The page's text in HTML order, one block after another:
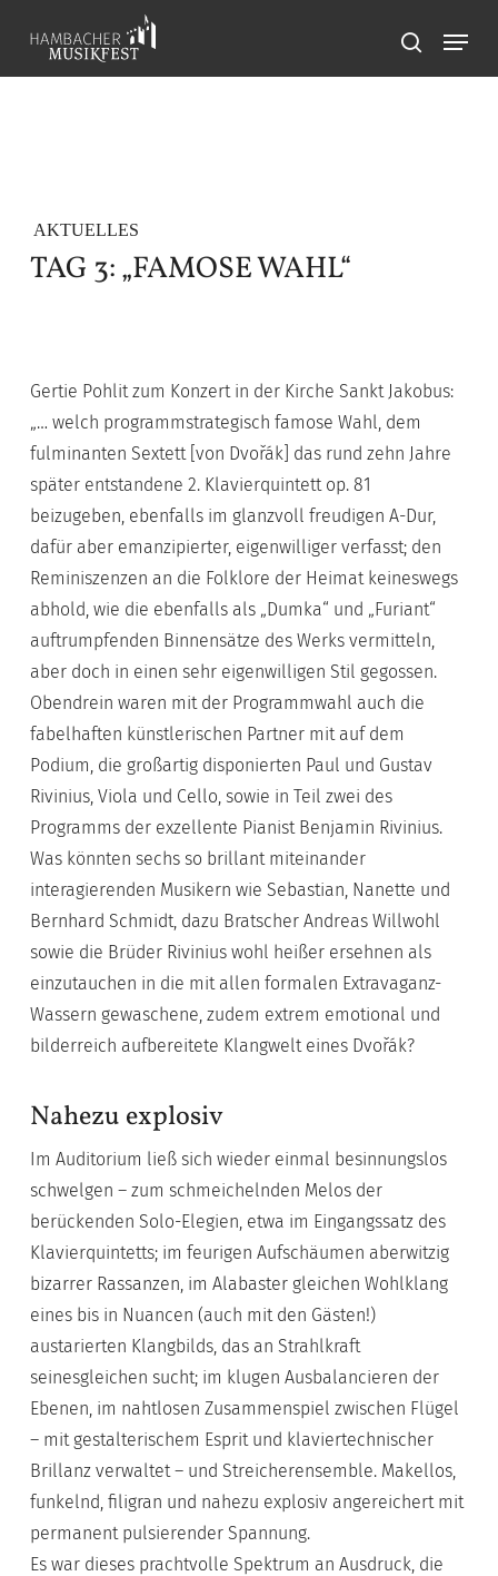
main
search
Menu
AKTUELLES
TAG 3: „FAMOSE WAHL“
Gertie Pohlit zum Konzert in der Kirche Sankt Jakobus:
„… welch programmstrategisch famose Wahl, dem
fulminanten Sextett [von Dvořák] das rund zehn Jahre
später entstandene 2. Klavierquintett op. 81
beizugeben, ebenfalls im glanzvoll freudigen A-Dur,
dafür aber emanzipierter, eigenwilliger verfasst; den
Reminiszenzen an die Folklore der Heimat keineswegs
abhold, wie die ebenfalls als „Dumka“ und „Furiant“
auftrumpfenden Binnensätze des Werks vermitteln,
aber doch in einen sehr eigenwilligen Stil gegossen.
Obendrein waren mit der Programmwahl auch die
fabelhaften künstlerischen Partner mit auf dem
Podium, die großartig disponierten Paul und Gustav
Rivinius, Viola und Cello, sowie in Teil zwei des
Programms der exzellente Pianist Benjamin Rivinius.
Was könnten sechs so brillant miteinander
interagierenden Musikern wie Sebastian, Nanette und
Bernhard Schmidt, dazu Bratscher Andreas Willwohl
sowie die Brüder Rivinius wohl heißer ersehnen als
einzutauchen in die mit allen formalen Extravaganz-
Wassern gewaschene, zudem extrem emotional und
bilderreich aufbereitete Klangwelt eines Dvořák?
Nahezu explosiv
Im Auditorium ließ sich wieder einmal besinnungslos
schwelgen – zum schmeichelnden Melos der
berückenden Solo-Elegien, etwa im Eingangssatz des
Klavierquintetts; im feurigen Aufschäumen aberwitzig
bizarrer Rassanzen, im Alabaster gleichen Wohlklang
eines bis in Nuancen (auch mit den Gästen!)
austarierten Klangbilds, das an Strahlkraft
seinesgleichen sucht; im klugen Ausbalancieren der
Ebenen, im nahtlosen Zusammenspiel zwischen Flügel
– mit gestalterischem Esprit und klaviertechnischer
Brillanz verwaltet – und Streicherensemble. Makellos,
funkelnd, filigran und nahezu explosiv angereichert mit
permanent pulsierender Spannung.
Es war dieses prachtvolle Spektrum an Ausdruck, die